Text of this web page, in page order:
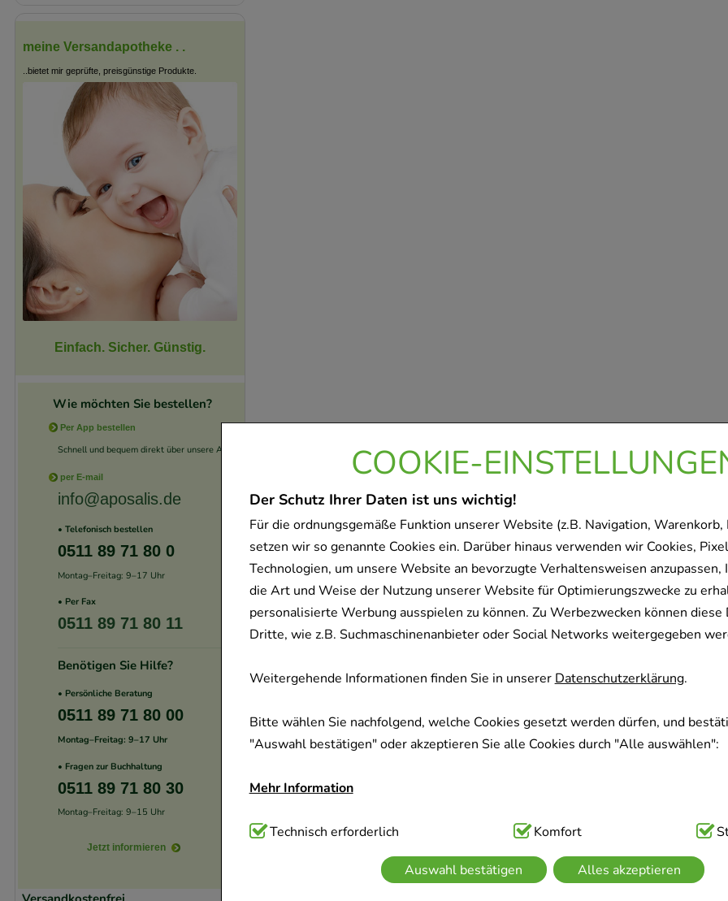
COOKIE-
Der Schutz Ihrer Daten ist uns wichtig!
Für die ordnungsgemäße Funktion unserer Website (z.B. Navigation, Warenkorb,
setzen wir so genannte Cookies ein. Darüber hinaus verwenden wir Cookies,
Technologien, um unsere Website an bevorzugte Verhaltensweisen anzupassen,
die Art und Weise der Nutzung unserer Website für Optimierungszwecke zu
personalisierte Werbung ausspielen zu können. Zu Werbezwecken können diese
Dritte, wie z.B. Suchmaschinenanbieter oder Social Networks weitergegeben
Weitergehende Informationen finden Sie in unsererDatenschutzerklärung.
Bitte wählen Sie nachfolgend, welche Cookies gesetzt werden dürfen, und
"Auswahl bestätigen" oder akzeptieren Sie alle Cookies durch "Alle auswählen":
Mehr Information
Technisch Notwendig:Hierbei handelt es sich um Cookies, die für die
Website notwendig sind (z.B. Navigation, Warenkorb, Kundenkonto), weshalb auf
verzichtet werden kann.
Technisch erforderlich Komfort
Auswahl bestätigen Alles akzeptieren
meine Versandapotheke . .
..bietet mir geprüfte, preisgünstige Produkte.
Einfach. Sicher. Günstig.
Wie möchten Sie bestellen?
Per App bestellen
Schnell und bequem direkt über unsere App.
per E-mail
info@aposalis.de
• Telefonisch bestellen
0511 89 71 80 0
Montag–Freitag: 9–17 Uhr
• Per Fax
0511 89 71 80 11
Benötigen Sie Hilfe?
• Persönliche Beratung
0511 89 71 80 00
Montag–Freitag: 9–17 Uhr
• Fragen zur Buchhaltung
0511 89 71 80 30
Montag–Freitag: 9–15 Uhr
Jetzt informieren